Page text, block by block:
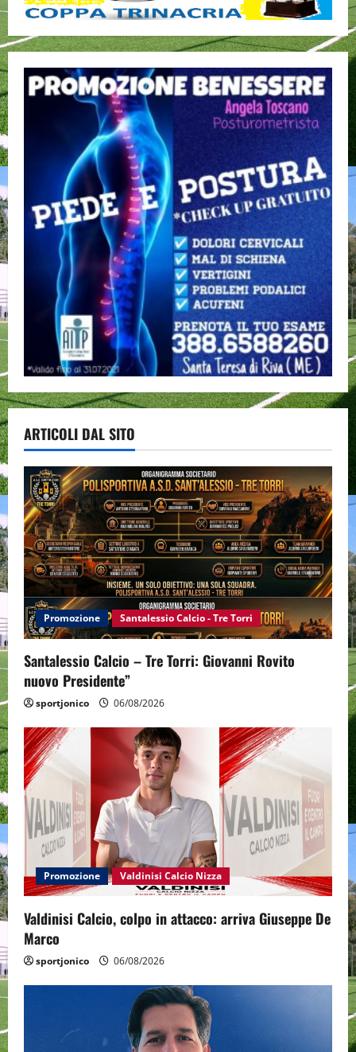
ARTICOLI DAL SITO
Promozione Santalessio Calcio - Tre Torri
Santalessio Calcio – Tre Torri: Giovanni Rovito
nuovo Presidente”
sportjonico 06/08/2026
Promozione Valdinisi Calcio Nizza
Valdinisi Calcio, colpo in attacco: arriva Giuseppe De
Marco
sportjonico 06/08/2026